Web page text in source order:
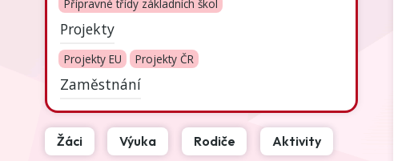
Přípravné třídy základních škol
Projekty
Projekty EU Projekty ČR
Zaměstnání
Žáci Výuka Rodiče Aktivity